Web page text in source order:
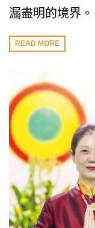
漏盡明的境界。
READ MORE